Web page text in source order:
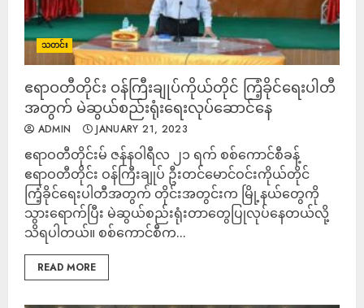
သတင်း
ဧရာဝတီတိုင်း ဝန်ကြီးချုပ်ကိုယ်တိုင် ကြံ့ခိုင်ရေးပါတီ
အတွက် မဲဆွယ်စည်းရုံးရေးလုပ်ဆောင်နေ
ADMIN JANUARY 21, 2023
ဧရာဝတီတိုင်းမ် ဇန်နဝါရီလ ၂၁ ရက် စစ်ကောင်စီခန့်
ဧရာဝတီတိုင်း ဝန်ကြီးချုပ် ဦးတင်မောင်ဝင်းကိုယ်တိုင်
ကြံ့ခိုင်ရေးပါတီအတွက် တိုင်းအတွင်းက မြို့နယ်တွေကို
သွားရောက်ပြီး မဲဆွယ်စည်းရုံးတာတွေပြုလုပ်နေတယ်လို့
သိရပါတယ်။ စစ်ကောင်စီက...
READ MORE